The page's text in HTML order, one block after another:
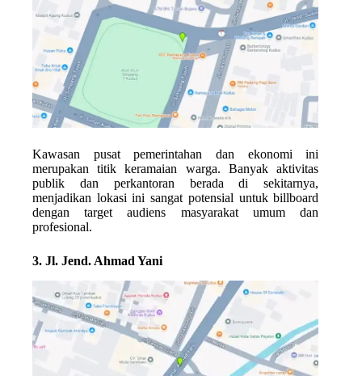
Kawasan pusat pemerintahan dan ekonomi ini
merupakan titik keramaian warga. Banyak aktivitas
publik dan perkantoran berada di sekitarnya,
menjadikan lokasi ini sangat potensial untuk billboard
dengan target audiens masyarakat umum dan
profesional.
3. Jl. Jend. Ahmad Yani